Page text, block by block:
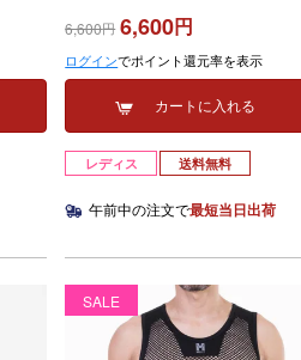
DRYNAMIC MESH SS MIV01708
2025-2026
6,600 6,600
ログインでポイント還元率を表示
カートに入れる
レディス 送料無料
午前中の注文で最短当日出荷
SALE